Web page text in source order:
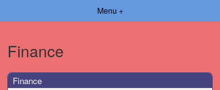
Menu +
Finance
Finance